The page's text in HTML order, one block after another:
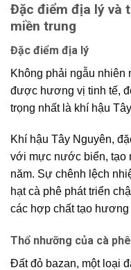
Đặc điểm địa lý và
miền trung
Đặc điểm địa lý
Không phải ngẫu nhiên
được hương vị tinh tế,
trọng nhất là khí hậu
Khí hậu Tây Nguyên,
với mực nước biển, tạo
năm. Sự chênh lệch
hạt cà phê phát triển
các hợp chất tạo hương
Thổ nhưỡng của cà
Đất đỏ bazan, một loại